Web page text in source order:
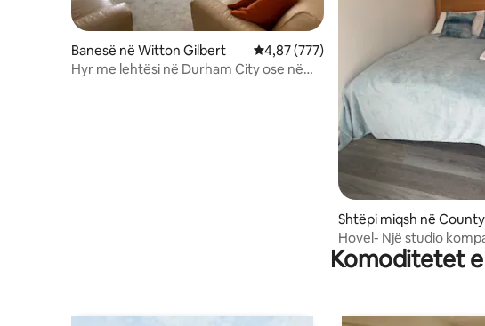
Banesë në Witton Gilbert Vlerësimi mesatar 4,87 nga 5, 777
4,87 (777)
Hyr me lehtësi në Durham City ose në
Shtëpi miqsh në
am
Hovel- Një studio
Durham City
Komoditetet